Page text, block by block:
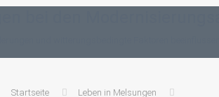
Startseite
Leben in Melsungen